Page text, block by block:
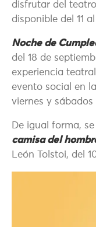
disfrutar del
disponible del 11
Noche de
del 18 de
experiencia
evento social en
viernes y
De igual forma,
camisa del
León Tolstoi, del